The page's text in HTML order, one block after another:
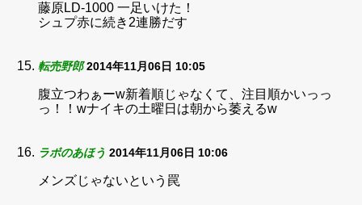
藤原LD-1000 一足いけた！
シュプ赤に続き2連勝だす
転売野郎 2014年11月06日 10:05
腹立つわぁーw新着順じゃなくて、注目順かいっっ
っ！！wナイキの土曜日は朝から萎えるw
ラボのあほう 2014年11月06日 10:06
メンズじゃないという罠